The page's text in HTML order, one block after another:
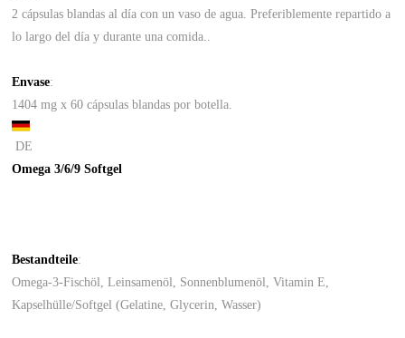
2 cápsulas blandas al día con un vaso de agua. Preferiblemente repartido a
lo largo del día y durante una comida..
Envase:
1404 mg x 60 cápsulas blandas por botella.
DE
Omega 3/6/9 Softgel
Bestandteile:
Omega-3-Fischöl, Leinsamenöl, Sonnenblumenöl, Vitamin E,
Kapselhülle/Softgel (Gelatine, Glycerin, Wasser)